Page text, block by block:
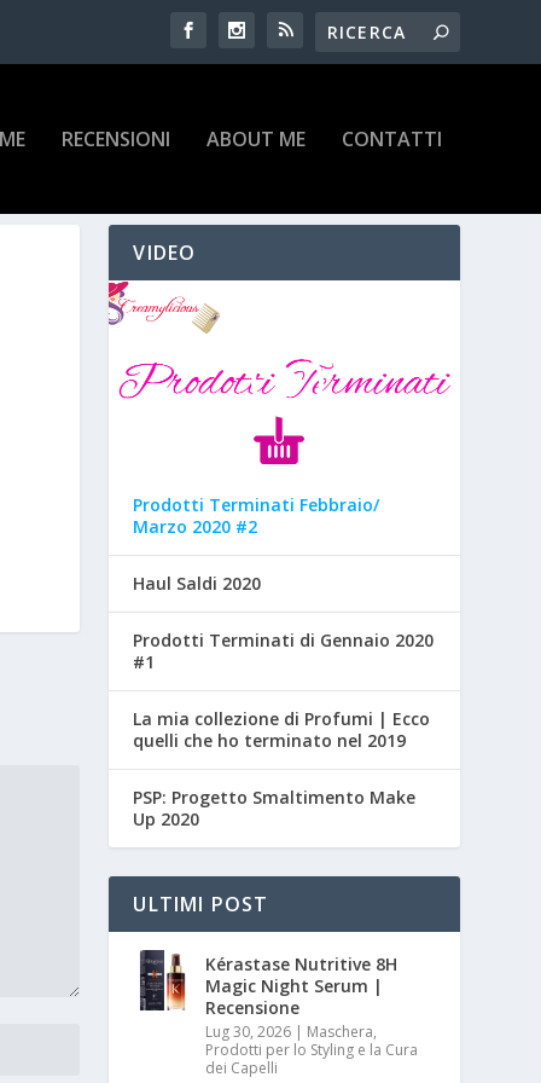
RECENSIONI ABOUT ME CONTATTI
VIDEO
Prodotti Terminati Febbraio/
Marzo 2020 #2
Haul Saldi 2020
Prodotti Terminati di Gennaio 2020
#1
La mia collezione di Profumi | Ecco
quelli che ho terminato nel 2019
PSP: Progetto Smaltimento Make
Up 2020
ULTIMI POST
Kérastase Nutritive 8H
Magic Night Serum |
Recensione
Lug 30, 2026 | Maschera,
Prodotti per lo Styling e la Cura
dei Capelli